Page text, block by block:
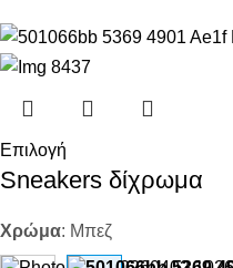
Επιλογή
Sneakers δίχρωμα
Χρώμα: Μπεζ